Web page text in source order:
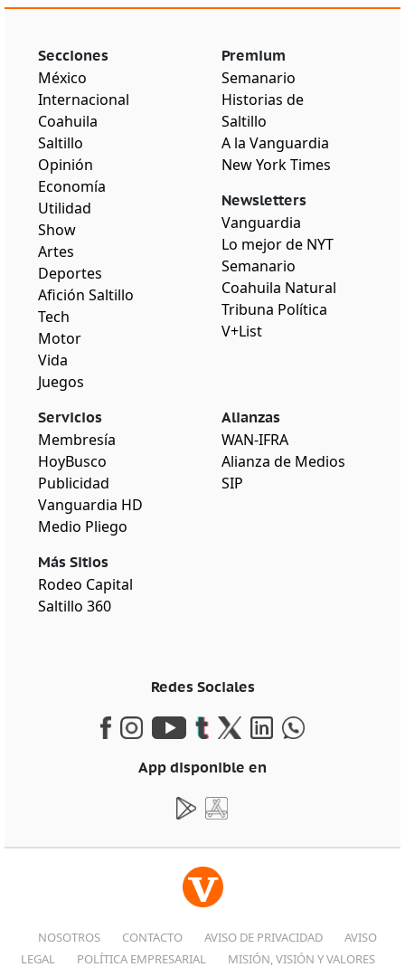
Secciones
México
Internacional
Coahuila
Saltillo
Opinión
Economía
Utilidad
Show
Artes
Deportes
Afición Saltillo
Tech
Motor
Vida
Juegos
Premium
Semanario
Historias de
Saltillo
A la Vanguardia
New York Times
Newsletters
Vanguardia
Lo mejor de NYT
Semanario
Coahuila Natural
Tribuna Política
V+List
Servicios
Membresía
HoyBusco
Publicidad
Vanguardia HD
Medio Pliego
Más Sitios
Rodeo Capital
Saltillo 360
Alianzas
WAN-IFRA
Alianza de Medios
SIP
Redes Sociales
App disponible en
NOSOTROS CONTACTO AVISO DE PRIVACIDAD
AVISO
LEGAL
POLÍTICA EMPRESARIAL MISIÓN, VISIÓN Y VALORES